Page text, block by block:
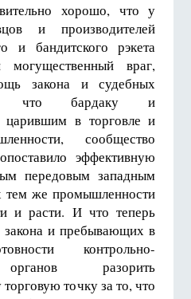
хорошо, что у
и производителей
и бандитского рэкета
враг,
закона и судебных
И что бардаку и
царившим в торговле и
сообщество
эффективную
передовым западным
тем же промышленности
и расти. И что теперь
и пребывающих в
контрольно-
органов разорить
точку за то, что